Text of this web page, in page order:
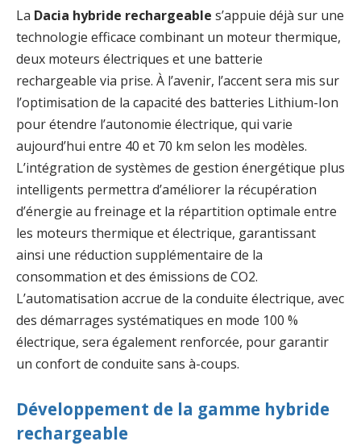
La Dacia hybride rechargeable s’appuie déjà sur une
technologie efficace combinant un moteur thermique,
deux moteurs électriques et une batterie
rechargeable via prise. À l’avenir, l’accent sera mis sur
l’optimisation de la capacité des batteries Lithium-Ion
pour étendre l’autonomie électrique, qui varie
aujourd’hui entre 40 et 70 km selon les modèles.
L’intégration de systèmes de gestion énergétique plus
intelligents permettra d’améliorer la récupération
d’énergie au freinage et la répartition optimale entre
les moteurs thermique et électrique, garantissant
ainsi une réduction supplémentaire de la
consommation et des émissions de CO2.
L’automatisation accrue de la conduite électrique, avec
des démarrages systématiques en mode 100 %
électrique, sera également renforcée, pour garantir
un confort de conduite sans à-coups.
Développement de la gamme hybride
rechargeable